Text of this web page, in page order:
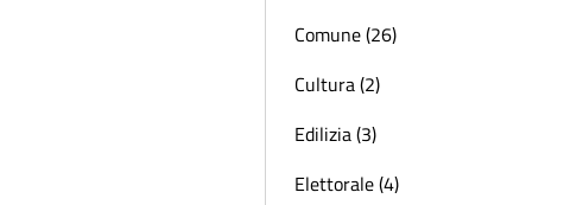
Comune (26)
Cultura (2)
Edilizia (3)
Elettorale (4)